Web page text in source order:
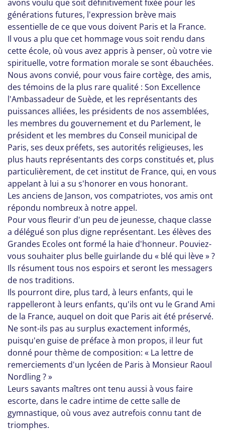
avons voulu que soit définitivement fixée pour les
générations futures, l'expression brève mais
essentielle de ce que vous doivent Paris et la France.
Il vous a plu que cet hommage vous soit rendu dans
cette école, où vous avez appris à penser, où votre vie
spirituelle, votre formation morale se sont ébauchées.
Nous avons convié, pour vous faire cortège, des amis,
des témoins de la plus rare qualité : Son Excellence
l'Ambassadeur de Suède, et les représentants des
puissances alliées, les présidents de nos assemblées,
les membres du gouvernement et du Parlement, le
président et les membres du Conseil municipal de
Paris, ses deux préfets, ses autorités religieuses, les
plus hauts représentants des corps constitués et, plus
particulièrement, de cet institut de France, qui, en vous
appelant à lui a su s'honorer en vous honorant.
Les anciens de Janson, vos compatriotes, vos amis ont
répondu nombreux à notre appel.
Pour vous fleurir d'un peu de jeunesse, chaque classe
a délégué son plus digne représentant. Les élèves des
Grandes Ecoles ont formé la haie d'honneur. Pouviez-
vous souhaiter plus belle guirlande du « blé qui lève » ?
Ils résument tous nos espoirs et seront les messagers
de nos traditions.
Ils pourront dire, plus tard, à leurs enfants, qui le
rappelleront à leurs enfants, qu'ils ont vu le Grand Ami
de la France, auquel on doit que Paris ait été préservé.
Ne sont-ils pas au surplus exactement informés,
puisqu'en guise de préface à mon propos, il leur fut
donné pour thème de composition: « La lettre de
remerciements d'un lycéen de Paris à Monsieur Raoul
Nordling ? »
Leurs savants maîtres ont tenu aussi à vous faire
escorte, dans le cadre intime de cette salle de
gymnastique, où vous avez autrefois connu tant de
triomphes.